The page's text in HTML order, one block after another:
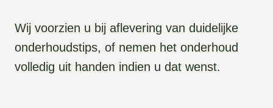
Wij voorzien u bij aflevering van duidelijke
onderhoudstips, of nemen het onderhoud
volledig uit handen indien u dat wenst.